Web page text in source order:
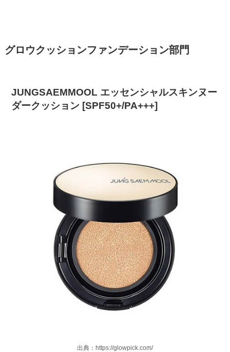
グロウクッションファンデーション部門
JUNGSAEMMOOL エッセンシャルスキンヌー
ダークッション [SPF50+/PA+++]
出典：https://glowpick.com/